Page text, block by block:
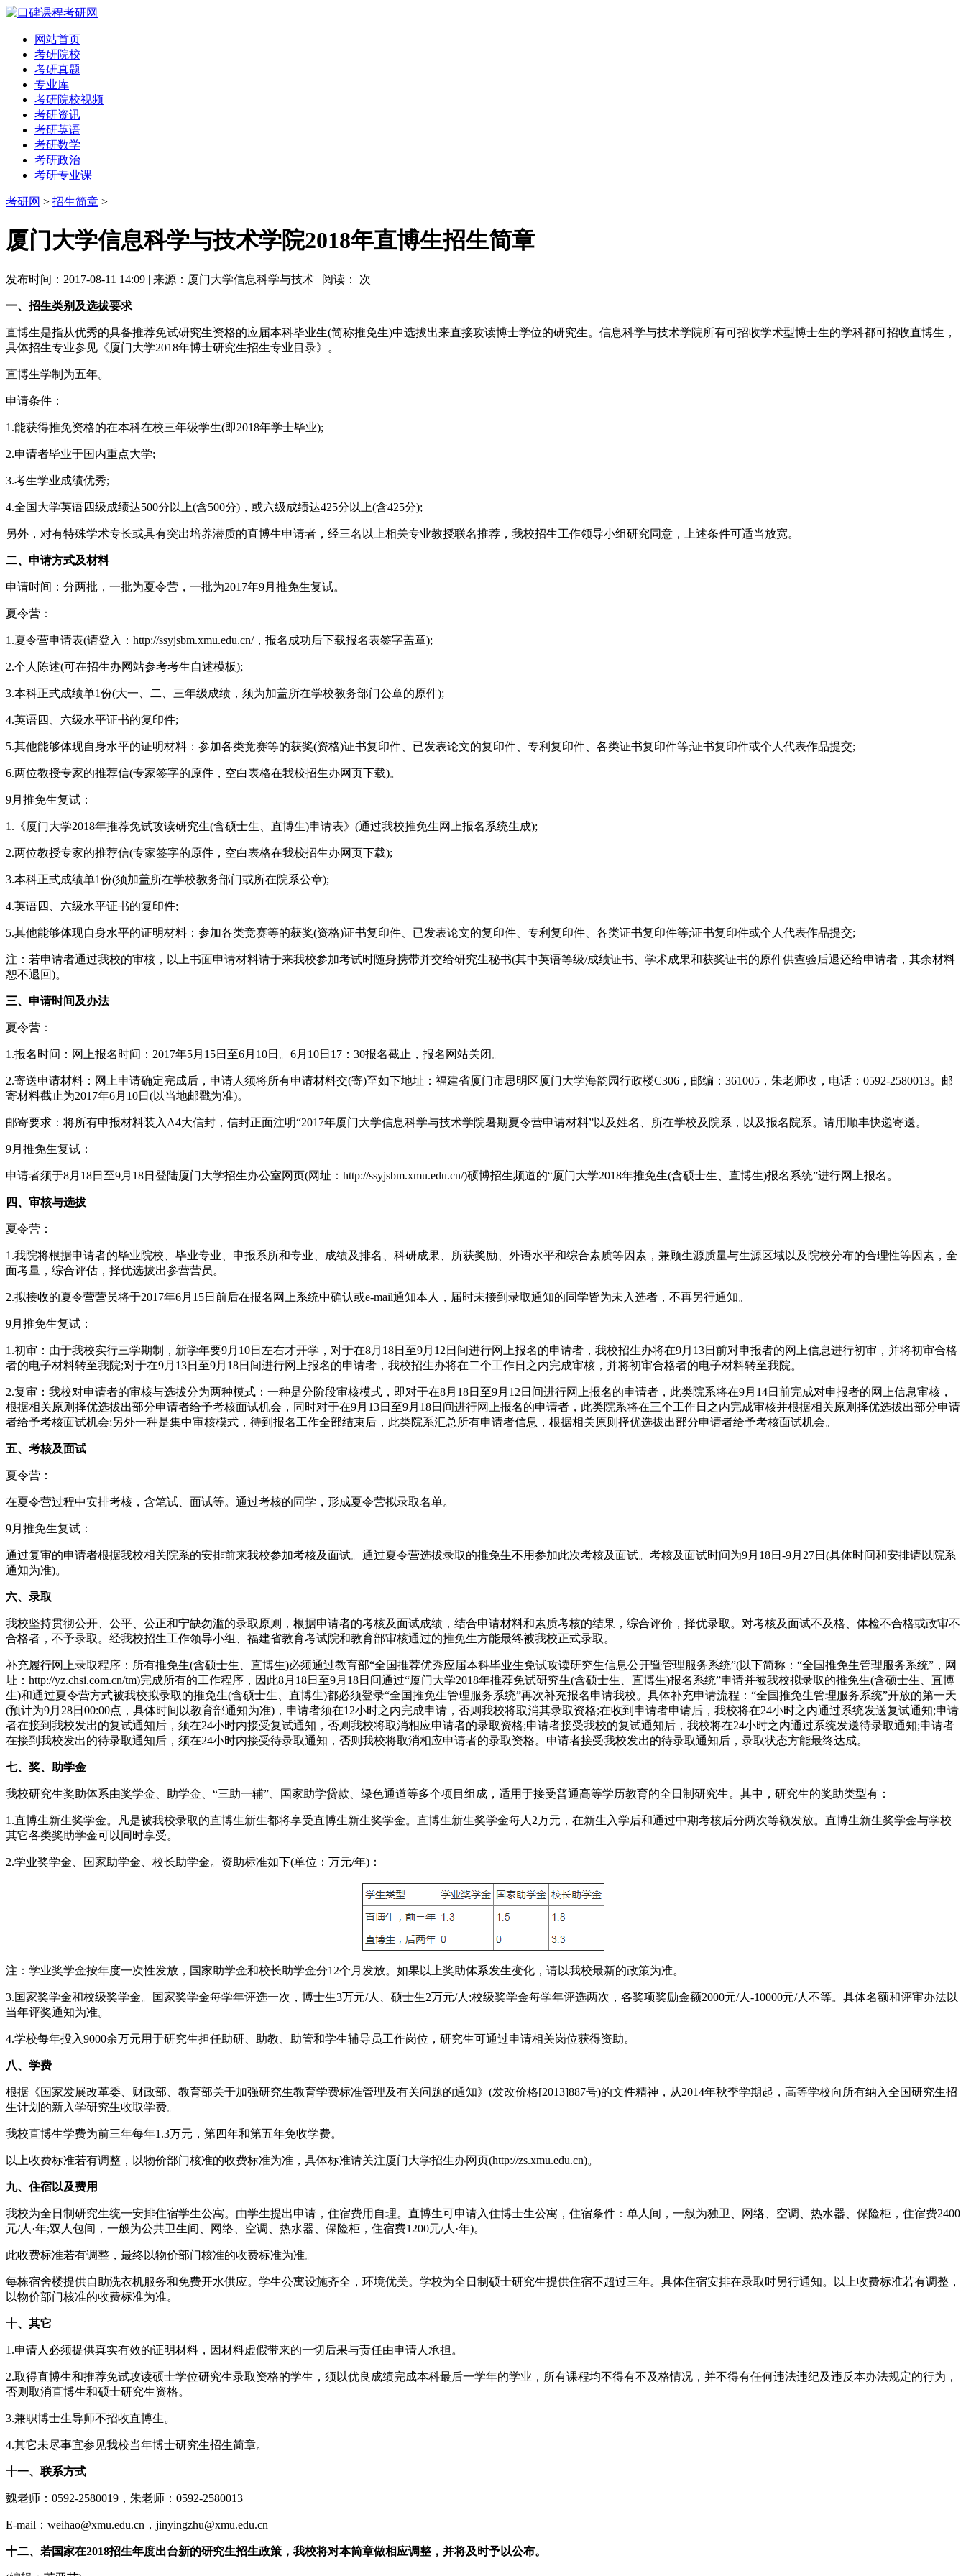
网站首页
考研院校
考研真题
专业库
考研院校视频
考研资讯
考研英语
考研数学
考研政治
考研专业课
考研网 > 招生简章 >
厦门大学信息科学与技术学院2018年直博生招生简章
发布时间：2017-08-11 14:09 | 来源：厦门大学信息科学与技术 | 阅读： 次
一、招生类别及选拔要求
直博生是指从优秀的具备推荐免试研究生资格的应届本科毕业生(简称推免生)中选拔出来直接攻读博士学位的研究生。信息科学与技术学院所有可招收学术型博士生的学科都可招收直博生，
具体招生专业参见《厦门大学2018年博士研究生招生专业目录》。
直博生学制为五年。
申请条件：
1.能获得推免资格的在本科在校三年级学生(即2018年学士毕业);
2.申请者毕业于国内重点大学;
3.考生学业成绩优秀;
4.全国大学英语四级成绩达500分以上(含500分)，或六级成绩达425分以上(含425分);
另外，对有特殊学术专长或具有突出培养潜质的直博生申请者，经三名以上相关专业教授联名推荐，我校招生工作领导小组研究同意，上述条件可适当放宽。
二、申请方式及材料
申请时间：分两批，一批为夏令营，一批为2017年9月推免生复试。
夏令营：
1.夏令营申请表(请登入：http://ssyjsbm.xmu.edu.cn/，报名成功后下载报名表签字盖章);
2.个人陈述(可在招生办网站参考考生自述模板);
3.本科正式成绩单1份(大一、二、三年级成绩，须为加盖所在学校教务部门公章的原件);
4.英语四、六级水平证书的复印件;
5.其他能够体现自身水平的证明材料：参加各类竞赛等的获奖(资格)证书复印件、已发表论文的复印件、专利复印件、各类证书复印件等;证书复印件或个人代表作品提交;
6.两位教授专家的推荐信(专家签字的原件，空白表格在我校招生办网页下载)。
9月推免生复试：
1.《厦门大学2018年推荐免试攻读研究生(含硕士生、直博生)申请表》(通过我校推免生网上报名系统生成);
2.两位教授专家的推荐信(专家签字的原件，空白表格在我校招生办网页下载);
3.本科正式成绩单1份(须加盖所在学校教务部门或所在院系公章);
4.英语四、六级水平证书的复印件;
5.其他能够体现自身水平的证明材料：参加各类竞赛等的获奖(资格)证书复印件、已发表论文的复印件、专利复印件、各类证书复印件等;证书复印件或个人代表作品提交;
注：若申请者通过我校的审核，以上书面申请材料请于来我校参加考试时随身携带并交给研究生秘书(其中英语等级/成绩证书、学术成果和获奖证书的原件供查验后退还给申请者，其余材料
恕不退回)。
三、申请时间及办法
夏令营：
1.报名时间：网上报名时间：2017年5月15日至6月10日。6月10日17：30报名截止，报名网站关闭。
2.寄送申请材料：网上申请确定完成后，申请人须将所有申请材料交(寄)至如下地址：福建省厦门市思明区厦门大学海韵园行政楼C306，邮编：361005，朱老师收，电话：0592-2580013。邮
寄材料截止为2017年6月10日(以当地邮戳为准)。
邮寄要求：将所有申报材料装入A4大信封，信封正面注明“2017年厦门大学信息科学与技术学院暑期夏令营申请材料”以及姓名、所在学校及院系，以及报名院系。请用顺丰快递寄送。
9月推免生复试：
申请者须于8月18日至9月18日登陆厦门大学招生办公室网页(网址：http://ssyjsbm.xmu.edu.cn/)硕博招生频道的“厦门大学2018年推免生(含硕士生、直博生)报名系统”进行网上报名。
四、审核与选拔
夏令营：
1.我院将根据申请者的毕业院校、毕业专业、申报系所和专业、成绩及排名、科研成果、所获奖励、外语水平和综合素质等因素，兼顾生源质量与生源区域以及院校分布的合理性等因素，全
面考量，综合评估，择优选拔出参营营员。
2.拟接收的夏令营营员将于2017年6月15日前后在报名网上系统中确认或e-mail通知本人，届时未接到录取通知的同学皆为未入选者，不再另行通知。
9月推免生复试：
1.初审：由于我校实行三学期制，新学年要9月10日左右才开学，对于在8月18日至9月12日间进行网上报名的申请者，我校招生办将在9月13日前对申报者的网上信息进行初审，并将初审合格
者的电子材料转至我院;对于在9月13日至9月18日间进行网上报名的申请者，我校招生办将在二个工作日之内完成审核，并将初审合格者的电子材料转至我院。
2.复审：我校对申请者的审核与选拔分为两种模式：一种是分阶段审核模式，即对于在8月18日至9月12日间进行网上报名的申请者，此类院系将在9月14日前完成对申报者的网上信息审核，
根据相关原则择优选拔出部分申请者给予考核面试机会，同时对于在9月13日至9月18日间进行网上报名的申请者，此类院系将在三个工作日之内完成审核并根据相关原则择优选拔出部分申请
者给予考核面试机会;另外一种是集中审核模式，待到报名工作全部结束后，此类院系汇总所有申请者信息，根据相关原则择优选拔出部分申请者给予考核面试机会。
五、考核及面试
夏令营：
在夏令营过程中安排考核，含笔试、面试等。通过考核的同学，形成夏令营拟录取名单。
9月推免生复试：
通过复审的申请者根据我校相关院系的安排前来我校参加考核及面试。通过夏令营选拔录取的推免生不用参加此次考核及面试。考核及面试时间为9月18日-9月27日(具体时间和安排请以院系
通知为准)。
六、录取
我校坚持贯彻公开、公平、公正和宁缺勿滥的录取原则，根据申请者的考核及面试成绩，结合申请材料和素质考核的结果，综合评价，择优录取。对考核及面试不及格、体检不合格或政审不
合格者，不予录取。经我校招生工作领导小组、福建省教育考试院和教育部审核通过的推免生方能最终被我校正式录取。
补充履行网上录取程序：所有推免生(含硕士生、直博生)必须通过教育部“全国推荐优秀应届本科毕业生免试攻读研究生信息公开暨管理服务系统”(以下简称：“全国推免生管理服务系统”，网
址：http://yz.chsi.com.cn/tm)完成所有的工作程序，因此8月18日至9月18日间通过“厦门大学2018年推荐免试研究生(含硕士生、直博生)报名系统”申请并被我校拟录取的推免生(含硕士生、直博
生)和通过夏令营方式被我校拟录取的推免生(含硕士生、直博生)都必须登录“全国推免生管理服务系统”再次补充报名申请我校。具体补充申请流程：“全国推免生管理服务系统”开放的第一天
(预计为9月28日00:00点，具体时间以教育部通知为准)，申请者须在12小时之内完成申请，否则我校将取消其录取资格;在收到申请者申请后，我校将在24小时之内通过系统发送复试通知;申请
者在接到我校发出的复试通知后，须在24小时内接受复试通知，否则我校将取消相应申请者的录取资格;申请者接受我校的复试通知后，我校将在24小时之内通过系统发送待录取通知;申请者
在接到我校发出的待录取通知后，须在24小时内接受待录取通知，否则我校将取消相应申请者的录取资格。申请者接受我校发出的待录取通知后，录取状态方能最终达成。
七、奖、助学金
我校研究生奖助体系由奖学金、助学金、“三助一辅”、国家助学贷款、绿色通道等多个项目组成，适用于接受普通高等学历教育的全日制研究生。其中，研究生的奖助类型有：
1.直博生新生奖学金。凡是被我校录取的直博生新生都将享受直博生新生奖学金。直博生新生奖学金每人2万元，在新生入学后和通过中期考核后分两次等额发放。直博生新生奖学金与学校
其它各类奖助学金可以同时享受。
2.学业奖学金、国家助学金、校长助学金。资助标准如下(单位：万元/年)：
注：学业奖学金按年度一次性发放，国家助学金和校长助学金分12个月发放。如果以上奖助体系发生变化，请以我校最新的政策为准。
3.国家奖学金和校级奖学金。国家奖学金每学年评选一次，博士生3万元/人、硕士生2万元/人;校级奖学金每学年评选两次，各奖项奖励金额2000元/人-10000元/人不等。具体名额和评审办法以
当年评奖通知为准。
4.学校每年投入9000余万元用于研究生担任助研、助教、助管和学生辅导员工作岗位，研究生可通过申请相关岗位获得资助。
八、学费
根据《国家发展改革委、财政部、教育部关于加强研究生教育学费标准管理及有关问题的通知》(发改价格[2013]887号)的文件精神，从2014年秋季学期起，高等学校向所有纳入全国研究生招
生计划的新入学研究生收取学费。
我校直博生学费为前三年每年1.3万元，第四年和第五年免收学费。
以上收费标准若有调整，以物价部门核准的收费标准为准，具体标准请关注厦门大学招生办网页(http://zs.xmu.edu.cn)。
九、住宿以及费用
我校为全日制研究生统一安排住宿学生公寓。由学生提出申请，住宿费用自理。直博生可申请入住博士生公寓，住宿条件：单人间，一般为独卫、网络、空调、热水器、保险柜，住宿费2400
元/人·年;双人包间，一般为公共卫生间、网络、空调、热水器、保险柜，住宿费1200元/人·年)。
此收费标准若有调整，最终以物价部门核准的收费标准为准。
每栋宿舍楼提供自助洗衣机服务和免费开水供应。学生公寓设施齐全，环境优美。学校为全日制硕士研究生提供住宿不超过三年。具体住宿安排在录取时另行通知。以上收费标准若有调整，
以物价部门核准的收费标准为准。
十、其它
1.申请人必须提供真实有效的证明材料，因材料虚假带来的一切后果与责任由申请人承担。
2.取得直博生和推荐免试攻读硕士学位研究生录取资格的学生，须以优良成绩完成本科最后一学年的学业，所有课程均不得有不及格情况，并不得有任何违法违纪及违反本办法规定的行为，
否则取消直博生和硕士研究生资格。
3.兼职博士生导师不招收直博生。
4.其它未尽事宜参见我校当年博士研究生招生简章。
十一、联系方式
魏老师：0592-2580019，朱老师：0592-2580013
E-mail：weihao@xmu.edu.cn，jinyingzhu@xmu.edu.cn
十二、若国家在2018招生年度出台新的研究生招生政策，我校将对本简章做相应调整，并将及时予以公布。